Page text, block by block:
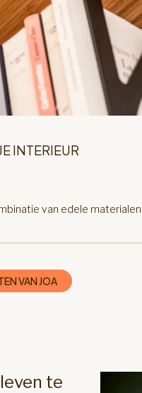
INTERIEUR
van edele
VAN JOA
te